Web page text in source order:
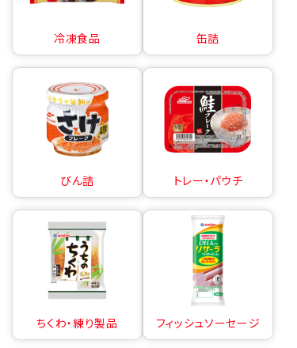
冷凍食品 缶詰
びん詰 トレー・パウチ
ちくわ・練り製品 フィッシュソーセージ